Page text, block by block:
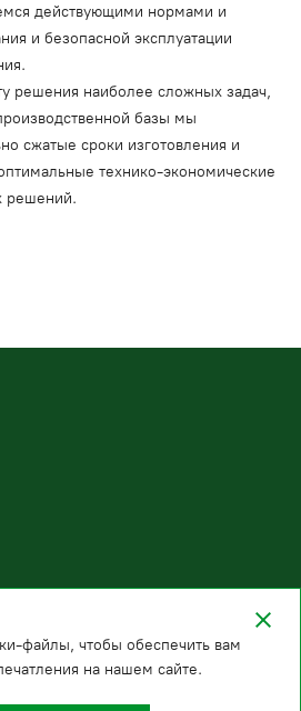
действующими нормами и
и безопасной эксплуатации
решения наиболее сложных задач,
базы мы
сжатые сроки изготовления и
технико-экономические
решений.
файлы, чтобы обеспечить вам
на нашем сайте.